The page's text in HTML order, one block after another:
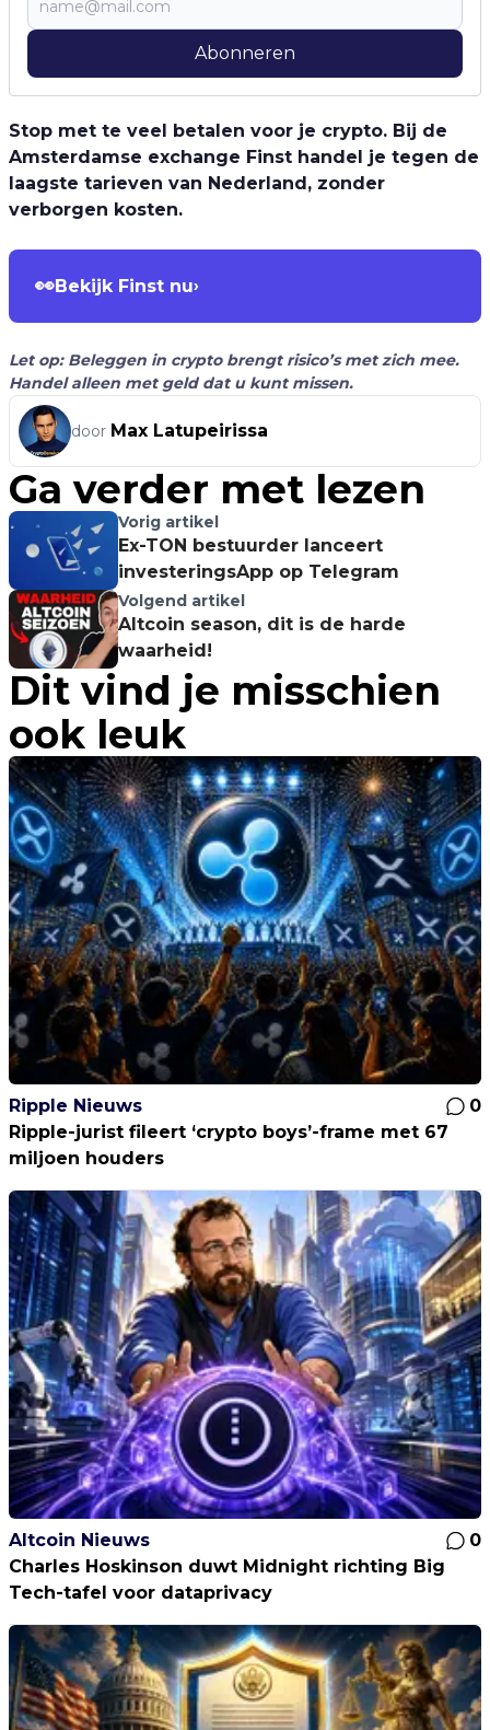
Abonneren
Stop met te veel betalen voor je crypto. Bij de
Amsterdamse exchange Finst handel je tegen de
laagste tarieven van Nederland, zonder
verborgen kosten.
👀Bekijk Finst nu›
Let op: Beleggen in crypto brengt risico’s met zich mee.
Handel alleen met geld dat u kunt missen.
door Max Latupeirissa
Ga verder met lezen
Vorig artikel
Ex-TON bestuurder lanceert
investeringsApp op Telegram
Volgend artikel
Altcoin season, dit is de harde
waarheid!
Dit vind je misschien
ook leuk
Ripple Nieuws
0
Ripple-jurist fileert ‘crypto boys’-frame met 67
miljoen houders
Altcoin Nieuws
0
Charles Hoskinson duwt Midnight richting Big
Tech-tafel voor dataprivacy